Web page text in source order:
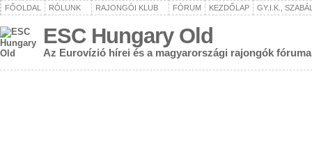
FŐOLDAL RÓLUNK RAJONGÓI KLUB FÓRUM KEZDŐLAP GY.I.K.,
ESC Hungary Old
Az Eurovízió hírei és a magyarországi rajongók fóruma